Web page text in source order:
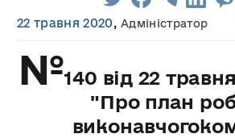
22 травня 2020,Адміністратор
№140 від 22
"Про план